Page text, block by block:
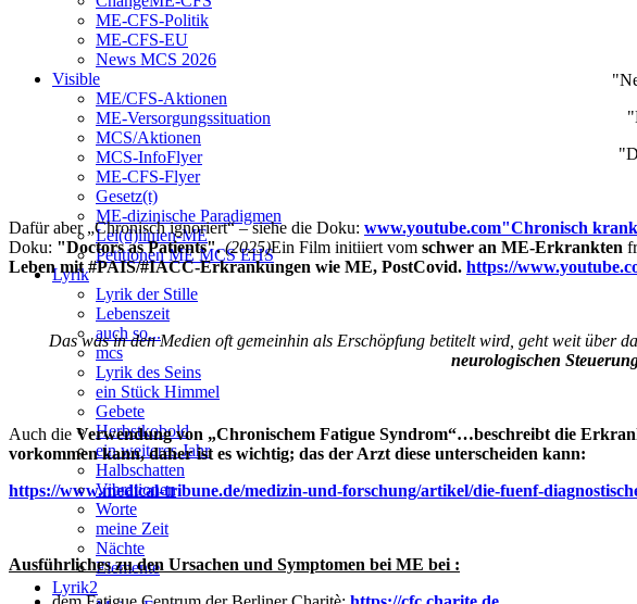
ME-CFS-Politik
ME-CFS-EU
News MCS 2026
Visible
ME/CFS-Aktionen
ME-Versorgungssituation
MCS/Aktionen
MCS-InfoFlyer
ME-CFS-Flyer
Gesetz(t)
ME-dizinische Paradigmen
Lei(d)linien-ME
Petitionen ME MCS EHS
Lyrik
Lyrik der Stille
Lebenszeit
auch so...
mcs
Lyrik des Seins
ein Stück Himmel
Gebete
Herbstkobold
ein weiteres Jahr
Halbschatten
Vibrationen
Worte
meine Zeit
Nächte
Elemente
Lyrik2
Dafür aber „Chronisch ignoriert“ – siehe die Doku: www.youtube.com"Chronisch
Doku: "Doctors as Patients".(2025)Ein Film initiiert vom schwer an ME-Erkrankten
Leben mit #PAIS/#IACC-Erkrankungen wie ME, PostCovid. https://
Das was in den Medien oft gemeinhin als Erschöpfung betitelt wird, geht weit über
neurologischen
Auch die Verwendung von „Chronischem Fatigue Syndrom“…beschreibt die
vorkommen kann, daher ist es wichtig; das der Arzt diese unterscheiden kann:
https://www.medical-tribune.de/medizin-und-forschung/artikel/die-fuenf-
Ausführliches zu den Ursachen und Symptomen bei ME bei :